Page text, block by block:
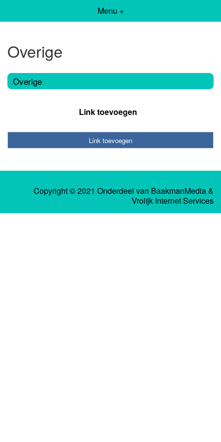
Menu +
Overige
Overige
Link toevoegen
Link toevoegen
Copyright © 2021 Onderdeel van BaakmanMedia&
Vrolijk Internet Services